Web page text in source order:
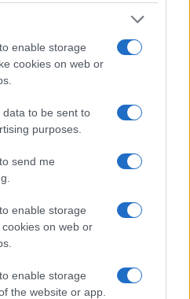
enable storage
cookies on web or
to be sent to
purposes.
send me
enable storage
on web or
enable storage
the website or app.
una vacanza in
molto meno del